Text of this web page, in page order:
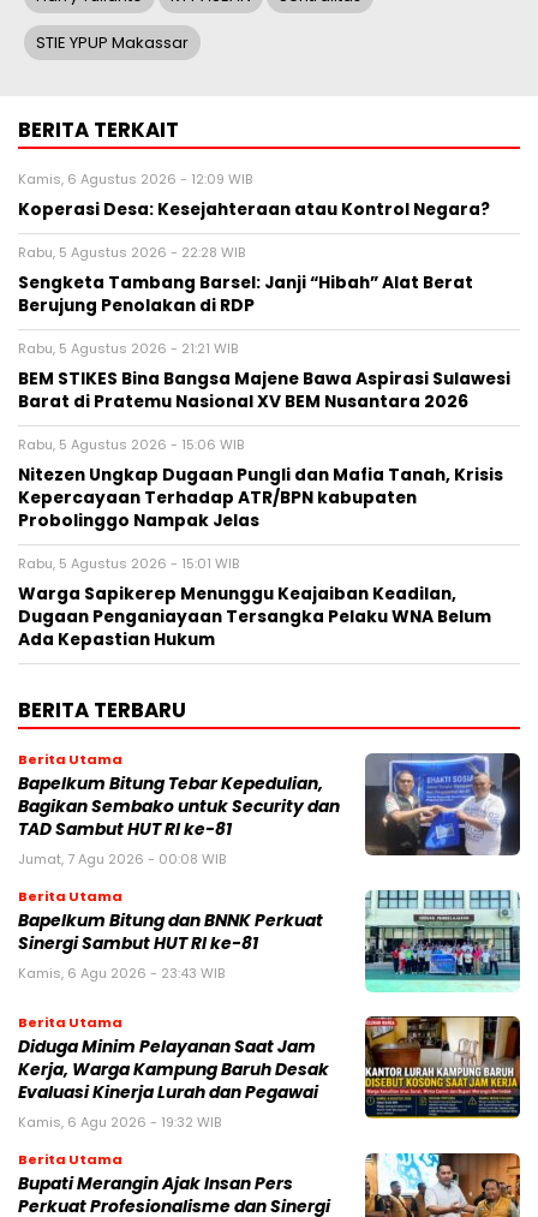
STIE YPUP Makassar
BERITA TERKAIT
Kamis, 6 Agustus 2026 - 12:09 WIB
Koperasi Desa: Kesejahteraan atau Kontrol Negara?
Rabu, 5 Agustus 2026 - 22:28 WIB
Sengketa Tambang Barsel: Janji “Hibah” Alat Berat
Berujung Penolakan di RDP
Rabu, 5 Agustus 2026 - 21:21 WIB
BEM STIKES Bina Bangsa Majene Bawa Aspirasi Sulawesi
Barat di Pratemu Nasional XV BEM Nusantara 2026
Rabu, 5 Agustus 2026 - 15:06 WIB
Nitezen Ungkap Dugaan Pungli dan Mafia Tanah, Krisis
Kepercayaan Terhadap ATR/BPN kabupaten
Probolinggo Nampak Jelas
Rabu, 5 Agustus 2026 - 15:01 WIB
Warga Sapikerep Menunggu Keajaiban Keadilan,
Dugaan Penganiayaan Tersangka Pelaku WNA Belum
Ada Kepastian Hukum
BERITA TERBARU
Berita Utama
Bapelkum Bitung Tebar Kepedulian,
Bagikan Sembako untuk Security dan
TAD Sambut HUT RI ke-81
Jumat, 7 Agu 2026 - 00:08 WIB
Berita Utama
Bapelkum Bitung dan BNNK Perkuat
Sinergi Sambut HUT RI ke-81
Kamis, 6 Agu 2026 - 23:43 WIB
Berita Utama
Diduga Minim Pelayanan Saat Jam
Kerja, Warga Kampung Baruh Desak
Evaluasi Kinerja Lurah dan Pegawai
Kamis, 6 Agu 2026 - 19:32 WIB
Berita Utama
Bupati Merangin Ajak Insan Pers
Perkuat Profesionalisme dan Sinergi